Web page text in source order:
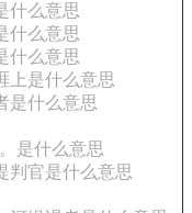
什么意思
什么意思
什么意思
上是什么意思
是什么意思
是什么意思
判官是什么意思